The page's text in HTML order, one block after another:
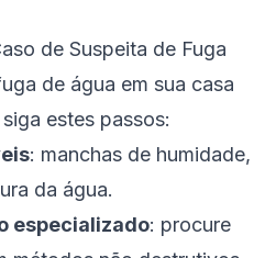
de Suspeita de Fuga
de água em sua casa
estes passos:
: manchas de humidade,
da água.
especializado: procure